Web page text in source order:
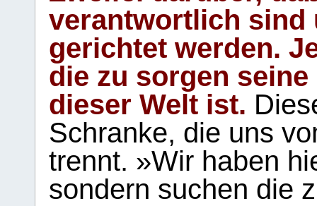
verantwortlich sind
gerichtet werden.
die zu sorgen
dieser Welt ist.
Schranke, die uns
trennt. »Wir haben
sondern suchen die